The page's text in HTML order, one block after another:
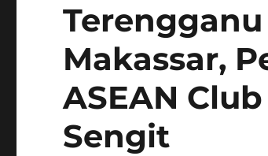
Terengganu
Makassar,
ASEAN
Sengit